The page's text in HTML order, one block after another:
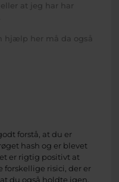
at jeg har har
hjælp her må da også
forstå, at du er
hash og er blevet
er rigtig positivt at
forskellige risici, der er
du også holdte igen.